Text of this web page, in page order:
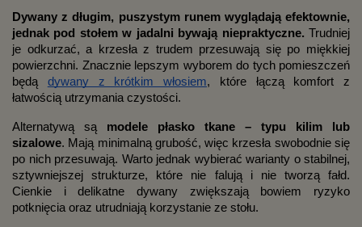
Dywany z długim, puszystym runem wyglądają efektownie,
jednak pod stołem w jadalni bywają niepraktyczne. Trudniej
je odkurzać, a krzesła z trudem przesuwają się po miękkiej
powierzchni. Znacznie lepszym wyborem do tych pomieszczeń
będą dywany z krótkim włosiem, które łączą komfort z
łatwością utrzymania czystości.
Alternatywą są modele płasko tkane – typu kilim lub
sizalowe. Mają minimalną grubość, więc krzesła swobodnie się
po nich przesuwają. Warto jednak wybierać warianty o stabilnej,
sztywniejszej strukturze, które nie falują i nie tworzą fałd.
Cienkie i delikatne dywany zwiększają bowiem ryzyko
potknięcia oraz utrudniają korzystanie ze stołu.